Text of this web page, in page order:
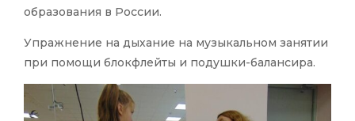
образования в России.
Упражнение на дыхание на музыкальном занятии
при помощи блокфлейты и подушки-балансира.